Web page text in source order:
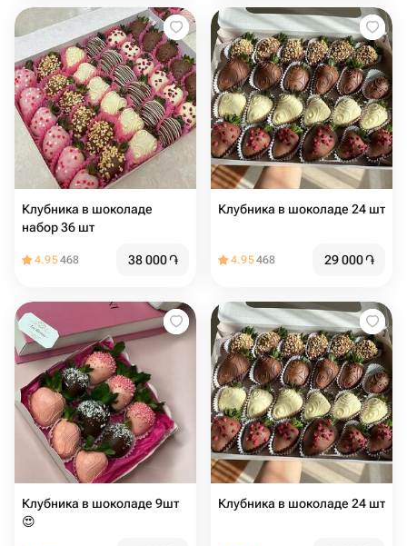
Клубника в шоколаде
набор 36 шт
4.95468 38 000֏
Клубника в шоколаде 24 шт
4.95468 29 000֏
Клубника в шоколаде 9шт
😍
Клубника в шоколаде 24 шт